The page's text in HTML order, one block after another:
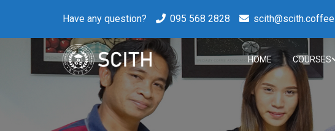
Have any question? 095 568 2828 scith@scith.coffee
HOME COURSES